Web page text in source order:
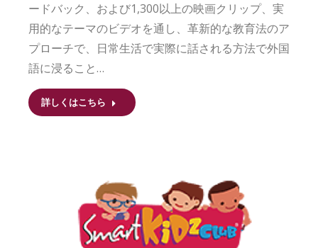
ードバック、および1,300以上の映画クリップ、実
用的なテーマのビデオを通し、革新的な教育法のア
プローチで、日常生活で実際に話される方法で外国
語に浸ること…
詳しくはこちら